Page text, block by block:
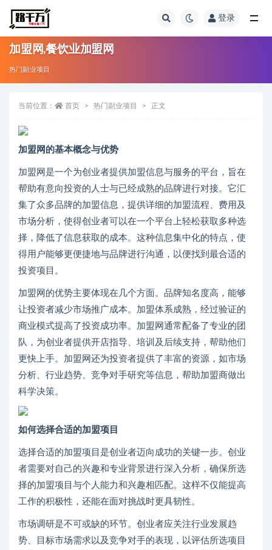
登录
加盟网,餐饮业加盟网
热门副业项目
当前位置： 首页 热门副业项目 正文
加盟网的基本概念与优势
加盟网是一个为创业者提供加盟信息与服务的平台，旨在
帮助有意向投资的人士与已经成熟的品牌进行对接。它汇
集了众多品牌的加盟信息，提供详细的加盟流程、费用及
市场分析，使得创业者可以在一个平台上轻松获取多种选
择，降低了信息获取的成本。这种信息集中化的特点，使
得用户能够更便捷地与品牌进行沟通，以便找到最合适的
投资项目。
加盟网的优势主要体现在几个方面。品牌知名度高，能够
让投资者减少市场推广成本。加盟体系成熟，经过验证的
商业模式提高了投资成功率。加盟网通常配备了专业的团
队，为创业者提供开店指导、培训及后续支持，帮助他们
更快上手。加盟网还为投资者提供了丰富的资源，如市场
分析、行业趋势、竞争对手研究等信息，帮助加盟商做出
科学决策。
如何选择合适的加盟项目
选择合适的加盟项目是创业者迈向成功的关键一步。创业
者需要对自己的兴趣和专业背景进行深入分析，确保所选
择的加盟项目与个人能力和兴趣相匹配。这样不仅能提高
工作的积极性，还能在面对挑战时更具韧性。
市场调研是不可或缺的环节。创业者应关注行业发展趋
势、目标市场需求以及竞争对手的表现，以评估所选项目